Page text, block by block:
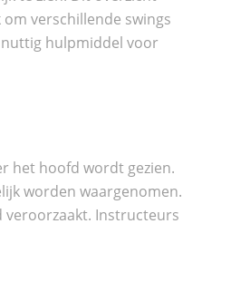
verschillende swings
hulpmiddel voor
het hoofd wordt gezien.
worden waargenomen.
veroorzaakt. Instructeurs